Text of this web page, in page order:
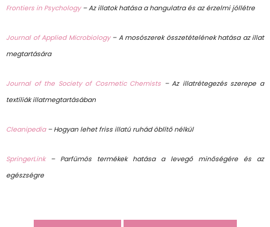
Frontiers in Psychology– Az illatok hatása a hangulatra és az érzelmi jóllétre
Journal of Applied Microbiology– A mosószerek összetételének hatása az illat
megtartására
Journal of the Society of Cosmetic Chemists – Az illatrétegezés szerepe a
textíliák illatmegtartásában
Cleanipedia– Hogyan lehet friss illatú ruhád öblítő nélkül
SpringerLink– Parfümös termékek hatása a levegő minőségére és az
egészségre